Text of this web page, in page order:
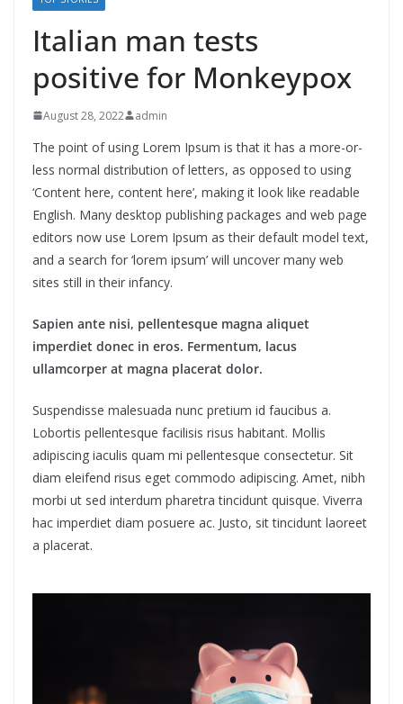
Italian man tests
positive for Monkeypox
August 28, 2022 admin
The point of using Lorem Ipsum is that it has a more-or-
less normal distribution of letters, as opposed to using
‘Content here, content here’, making it look like readable
English. Many desktop publishing packages and web page
editors now use Lorem Ipsum as their default model text,
and a search for ‘lorem ipsum’ will uncover many web
sites still in their infancy.
Sapien ante nisi, pellentesque magna aliquet
imperdiet donec in eros. Fermentum, lacus
ullamcorper at magna placerat dolor.
Suspendisse malesuada nunc pretium id faucibus a.
Lobortis pellentesque facilisis risus habitant. Mollis
adipiscing iaculis quam mi pellentesque consectetur. Sit
diam eleifend risus eget commodo adipiscing. Amet, nibh
morbi ut sed interdum pharetra tincidunt quisque. Viverra
hac imperdiet diam posuere ac. Justo, sit tincidunt laoreet
a placerat.